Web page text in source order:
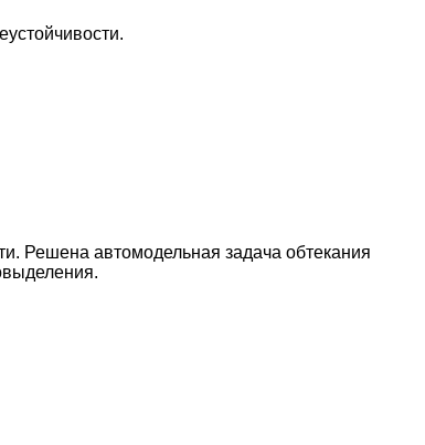
Решена автомодельная задача обтекания